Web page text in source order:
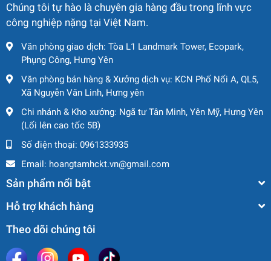
Chúng tôi tự hào là chuyên gia hàng đầu trong lĩnh vực
công nghiệp nặng tại Việt Nam.
Văn phòng giao dịch: Tòa L1 Landmark Tower, Ecopark,
Phụng Công, Hưng Yên
Văn phòng bán hàng & Xưởng dịch vụ: KCN Phố Nối A, QL5,
Xã Nguyễn Văn Linh, Hưng yên
Chi nhánh & Kho xưởng: Ngã tư Tân Minh, Yên Mỹ, Hưng Yên
(Lối lên cao tốc 5B)
Số điện thoại: 0961333935
Email: hoangtamhckt.vn@gmail.com
Sản phẩm nổi bật
Hỗ trợ khách hàng
Theo dõi chúng tôi